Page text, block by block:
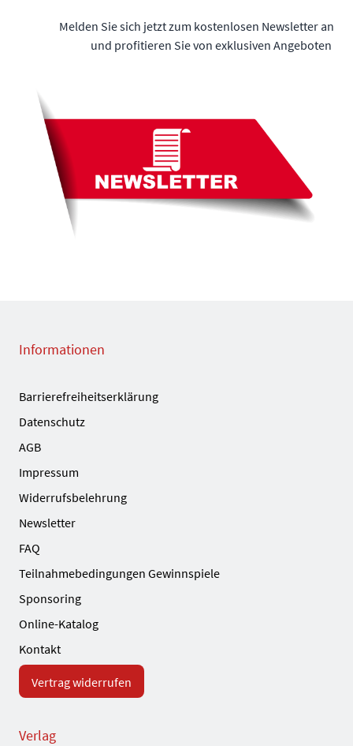
Melden Sie sich jetzt zum kostenlosen Newsletter an
und profitieren Sie von exklusiven Angeboten
Informationen
Barrierefreiheitserklärung
Datenschutz
AGB
Impressum
Widerrufsbelehrung
Newsletter
FAQ
Teilnahmebedingungen Gewinnspiele
Sponsoring
Online-Katalog
Kontakt
Vertrag widerrufen
Verlag